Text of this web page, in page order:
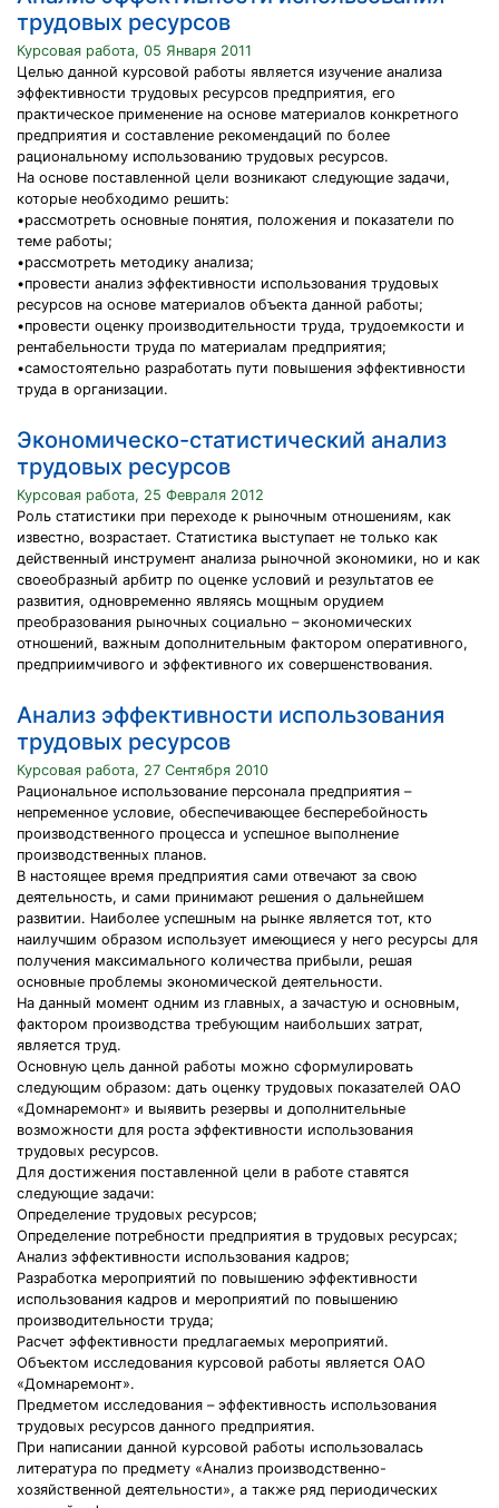
трудовых ресурсов
Курсовая работа, 05 Января 2011
Целью данной курсовой работы является изучение анализа
эффективности трудовых ресурсов предприятия, его
практическое применение на основе материалов конкретного
предприятия и составление рекомендаций по более
рациональному использованию трудовых ресурсов.
На основе поставленной цели возникают следующие задачи,
которые необходимо решить:
•рассмотреть основные понятия, положения и показатели по
теме работы;
•рассмотреть методику анализа;
•провести анализ эффективности использования трудовых
ресурсов на основе материалов объекта данной работы;
•провести оценку производительности труда, трудоемкости и
рентабельности труда по материалам предприятия;
•самостоятельно разработать пути повышения эффективности
труда в организации.
Экономическо-статистический анализ
трудовых ресурсов
Курсовая работа, 25 Февраля 2012
Роль статистики при переходе к рыночным отношениям, как
известно, возрастает. Статистика выступает не только как
действенный инструмент анализа рыночной экономики, но и как
своеобразный арбитр по оценке условий и результатов ее
развития, одновременно являясь мощным орудием
преобразования рыночных социально – экономических
отношений, важным дополнительным фактором оперативного,
предприимчивого и эффективного их совершенствования.
Анализ эффективности использования
трудовых ресурсов
Курсовая работа, 27 Сентября 2010
Рациональное использование персонала предприятия –
непременное условие, обеспечивающее бесперебойность
производственного процесса и успешное выполнение
производственных планов.
В настоящее время предприятия сами отвечают за свою
деятельность, и сами принимают решения о дальнейшем
развитии. Наиболее успешным на рынке является тот, кто
наилучшим образом использует имеющиеся у него ресурсы для
получения максимального количества прибыли, решая
основные проблемы экономической деятельности.
На данный момент одним из главных, а зачастую и основным,
фактором производства требующим наибольших затрат,
является труд.
Основную цель данной работы можно сформулировать
следующим образом: дать оценку трудовых показателей ОАО
«Домнаремонт» и выявить резервы и дополнительные
возможности для роста эффективности использования
трудовых ресурсов.
Для достижения поставленной цели в работе ставятся
следующие задачи:
Определение трудовых ресурсов;
Определение потребности предприятия в трудовых ресурсах;
Анализ эффективности использования кадров;
Разработка мероприятий по повышению эффективности
использования кадров и мероприятий по повышению
производительности труда;
Расчет эффективности предлагаемых мероприятий.
Объектом исследования курсовой работы является ОАО
«Домнаремонт».
Предметом исследования – эффективность использования
трудовых ресурсов данного предприятия.
При написании данной курсовой работы использовалась
литература по предмету «Анализ производственно-
хозяйственной деятельности», а также ряд периодических